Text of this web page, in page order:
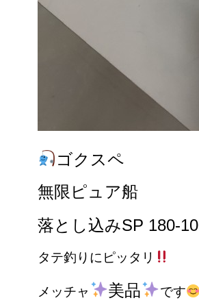
ゴクスペ
無限ピュア船
落とし込みSP 180-
タテ釣りにピッタリ
メッチャ 美品 です